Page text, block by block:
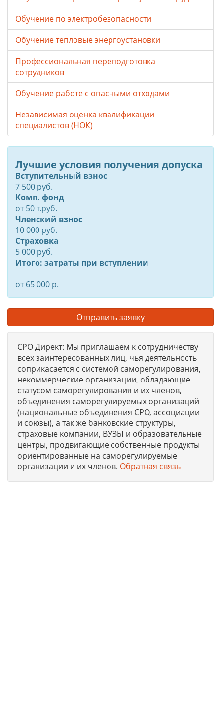
Обучение по электробезопасности
Обучение тепловые энергоустановки
Профессиональная переподготовка
сотрудников
Обучение работе с опасными отходами
Независимая оценка квалификации
специалистов (НОК)
Лучшие условия получения допуска
Вступительный взнос
7 500 руб.
Комп. фонд
от50т.руб.
Членский взнос
10 000 руб.
Страховка
5 000 руб.
Итого: затраты при вступлении
от 65 000 р.
Отправить заявку
СРО Директ: Мы приглашаем к сотрудничеству
всех заинтересованных лиц, чья деятельность
соприкасается с системой саморегулирования,
некоммерческие организации, обладающие
статусом саморегулирования и их членов,
объединения саморегулируемых организаций
(национальные объединения СРО, ассоциации
и союзы), а так же банковские структуры,
страховые компании, ВУЗЫ и образовательные
центры, продвигающие собственные продукты
ориентированные на саморегулируемые
организации и их членов. Обратная связь